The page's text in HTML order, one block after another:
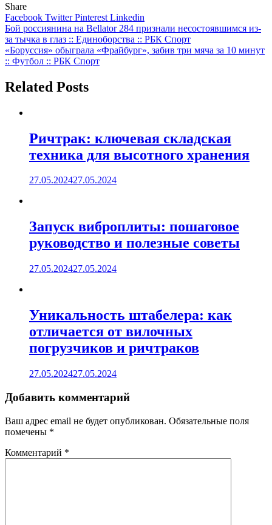
Share
Facebook TwitterPinterest Linkedin
Навигация
по
записям
Бой россиянина на Bellator 284 признали несостоявшимся из-
за тычка в глаз :: Единоборства :: РБК Спорт
«Боруссия» обыграла «Фрайбург», забив три мяча за 10 минут
:: Футбол :: РБК Спорт
Related Posts
Ричтрак: ключевая складская
техника для высотного хранения
27.05.202427.05.2024
Запуск виброплиты: пошаговое
руководство и полезные советы
27.05.202427.05.2024
Уникальность штабелера: как
отличается от вилочных
погрузчиков и ричтраков
27.05.202427.05.2024
Добавить комментарий
Ваш адрес email не будет опубликован. Обязательные поля
помечены *
Комментарий *